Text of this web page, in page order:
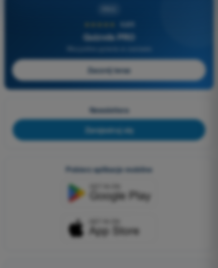
4,6/5
Quizvds PRO
Zacznij teraz
Newslettera
Zarejestruj się
Pobierz aplikacje mobilne